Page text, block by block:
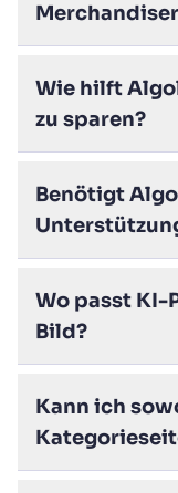
Wie hilft
zu sparen?
Benötigt
Wo passt KI-
Bild?
Kann ich